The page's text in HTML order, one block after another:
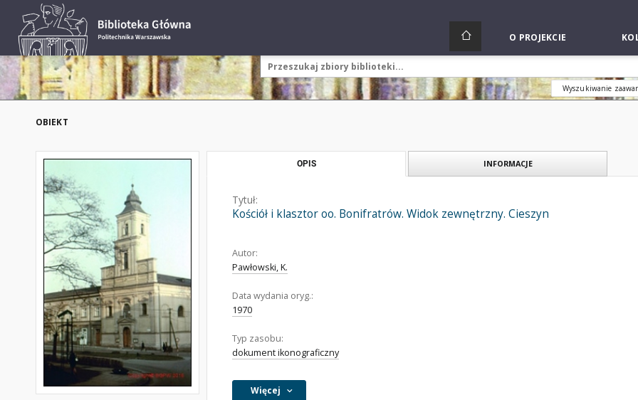
O PROJEKCIE
Wyszukiwanie
OBIEKT
OPIS INFORMACJE
Tytuł:
Kościół i klasztor oo. Bonifratrów. Widok zewnętrzny. Cieszyn
Autor:
Pawłowski, K.
Data wydania oryg.:
1970
Typ zasobu:
dokument ikonograficzny
Więcej